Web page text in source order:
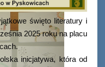
święto literatury i
2025 roku na placu
inicjatywa, która od